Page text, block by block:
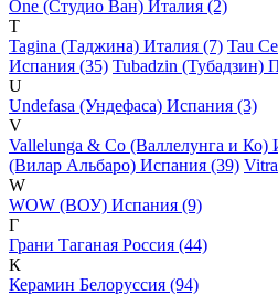
One (Студио Ван) Италия (2)
T
Tagina (Таджина) Италия (7) Tau
Испания (35) Tubadzin (Тубадзин)
U
Undefasa (Ундефаса) Испания (3)
V
Vallelunga & Co (Валлелунга и Ко)
(Вилар Альбаро) Испания (39)
W
WOW (ВОУ) Испания (9)
Г
Грани Таганая Россия (44)
К
Керамин Белоруссия (94)